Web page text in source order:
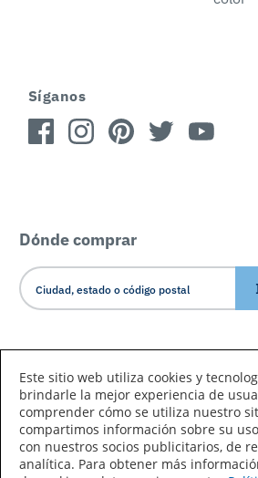
Síganos
Dónde comprar
Este sitio web utiliza cookies y
brindarle la mejor experiencia de
comprender cómo se utiliza nuestro
compartimos información sobre su
con nuestros socios publicitarios, de
analítica. Para obtener más